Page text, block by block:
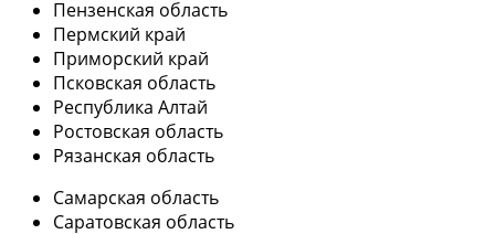
Пензенская область
Пермский край
Приморский край
Псковская область
Республика Алтай
Ростовская область
Рязанская область
Самарская область
Саратовская область